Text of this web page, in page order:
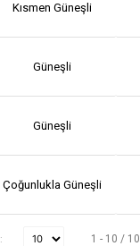
Kısmen Güneşli
Güneşli
Güneşli
Çoğunlukla Güneşli
1 - 10 / 10